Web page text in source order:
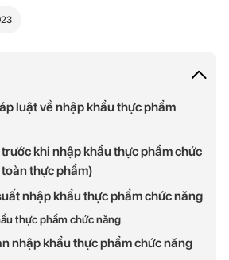
luật về nhập khẩu thực phẩm
khi nhập khẩu thực phẩm chức
thực phẩm)
nhập khẩu thực phẩm chức năng
thực phẩm chức năng
nhập khẩu thực phẩm chức năng